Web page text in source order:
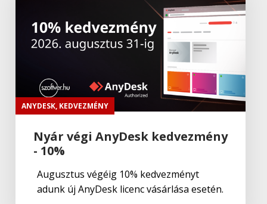
ANYDESK, KEDVEZMÉNY
Nyár végi AnyDesk kedvezmény
- 10%
Augusztus végéig 10% kedvezményt
adunk új AnyDesk licenc vásárlása esetén.